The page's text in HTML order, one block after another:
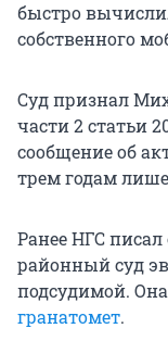
быстро
собственного
Суд признал
части 2 статьи
сообщение об
трем годам
Ранее НГС
районный суд
подсудимой.
гранатомет.